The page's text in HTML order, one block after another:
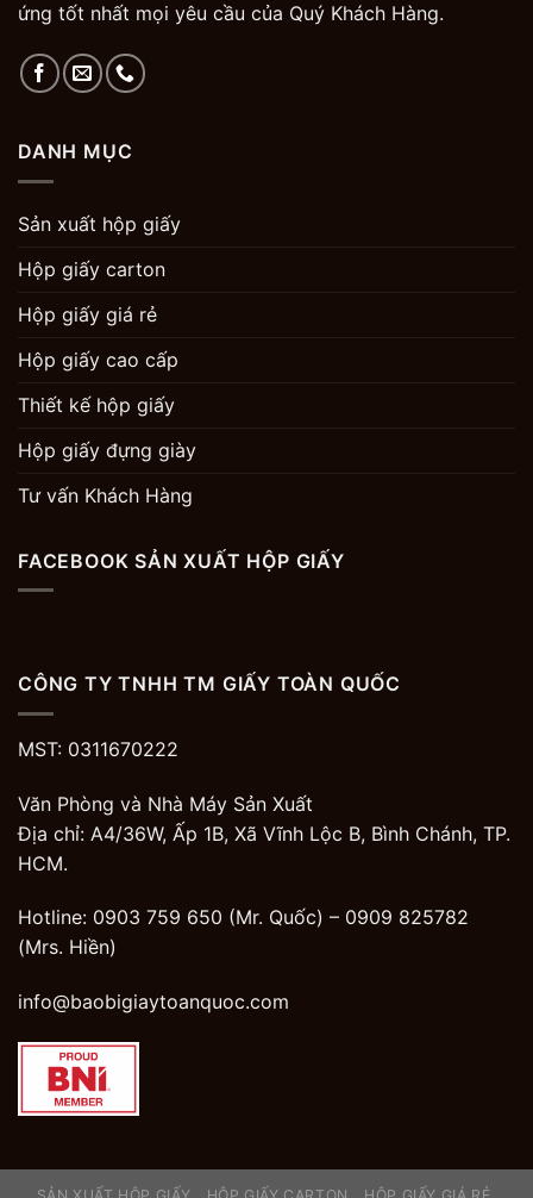
ứng tốt nhất mọi yêu cầu của Quý Khách Hàng.
DANH MỤC
Sản xuất hộp giấy
Hộp giấy carton
Hộp giấy giá rẻ
Hộp giấy cao cấp
Thiết kế hộp giấy
Hộp giấy đựng giày
Tư vấn Khách Hàng
FACEBOOK SẢN XUẤT HỘP GIẤY
CÔNG TY TNHH TM GIẤY TOÀN QUỐC
MST: 0311670222
Văn Phòng và Nhà Máy Sản Xuất
Địa chỉ: A4/36W, Ấp 1B, Xã Vĩnh Lộc B, Bình Chánh, TP.
HCM.
Hotline: 0903 759 650 (Mr. Quốc) – 0909 825782
(Mrs. Hiền)
info@baobigiaytoanquoc.com